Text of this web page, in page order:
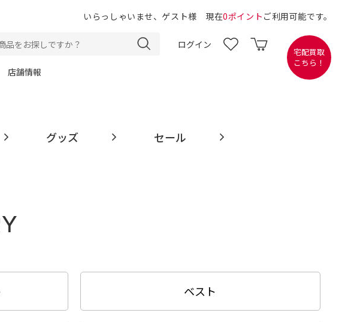
いらっしゃいませ、ゲスト様 現在0ポイント ご利用可能です。
ログイン
店舗情報
宅配買取
こちら！
グッズ セール
ベスト